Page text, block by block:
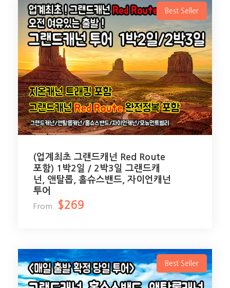
Best Seller
(업계최초 그랜드캐넌 Red Route
포함) 1박2일 / 2박3일 그랜드캐
넌, 앤탈롭, 홀슈스밴드, 자이언캐넌
투어
From $269
Best Seller